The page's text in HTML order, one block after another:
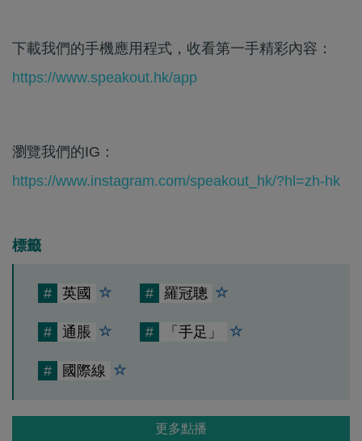
下載我們的手機應用程式，收看第一手精彩內容：
https://www.speakout.hk/app
瀏覽我們的IG：
https://www.instagram.com/speakout_hk/?hl=zh-hk
標籤
# 英國 # 羅冠聰
# 通脹 # 「手足」
# 國際線
更多點播